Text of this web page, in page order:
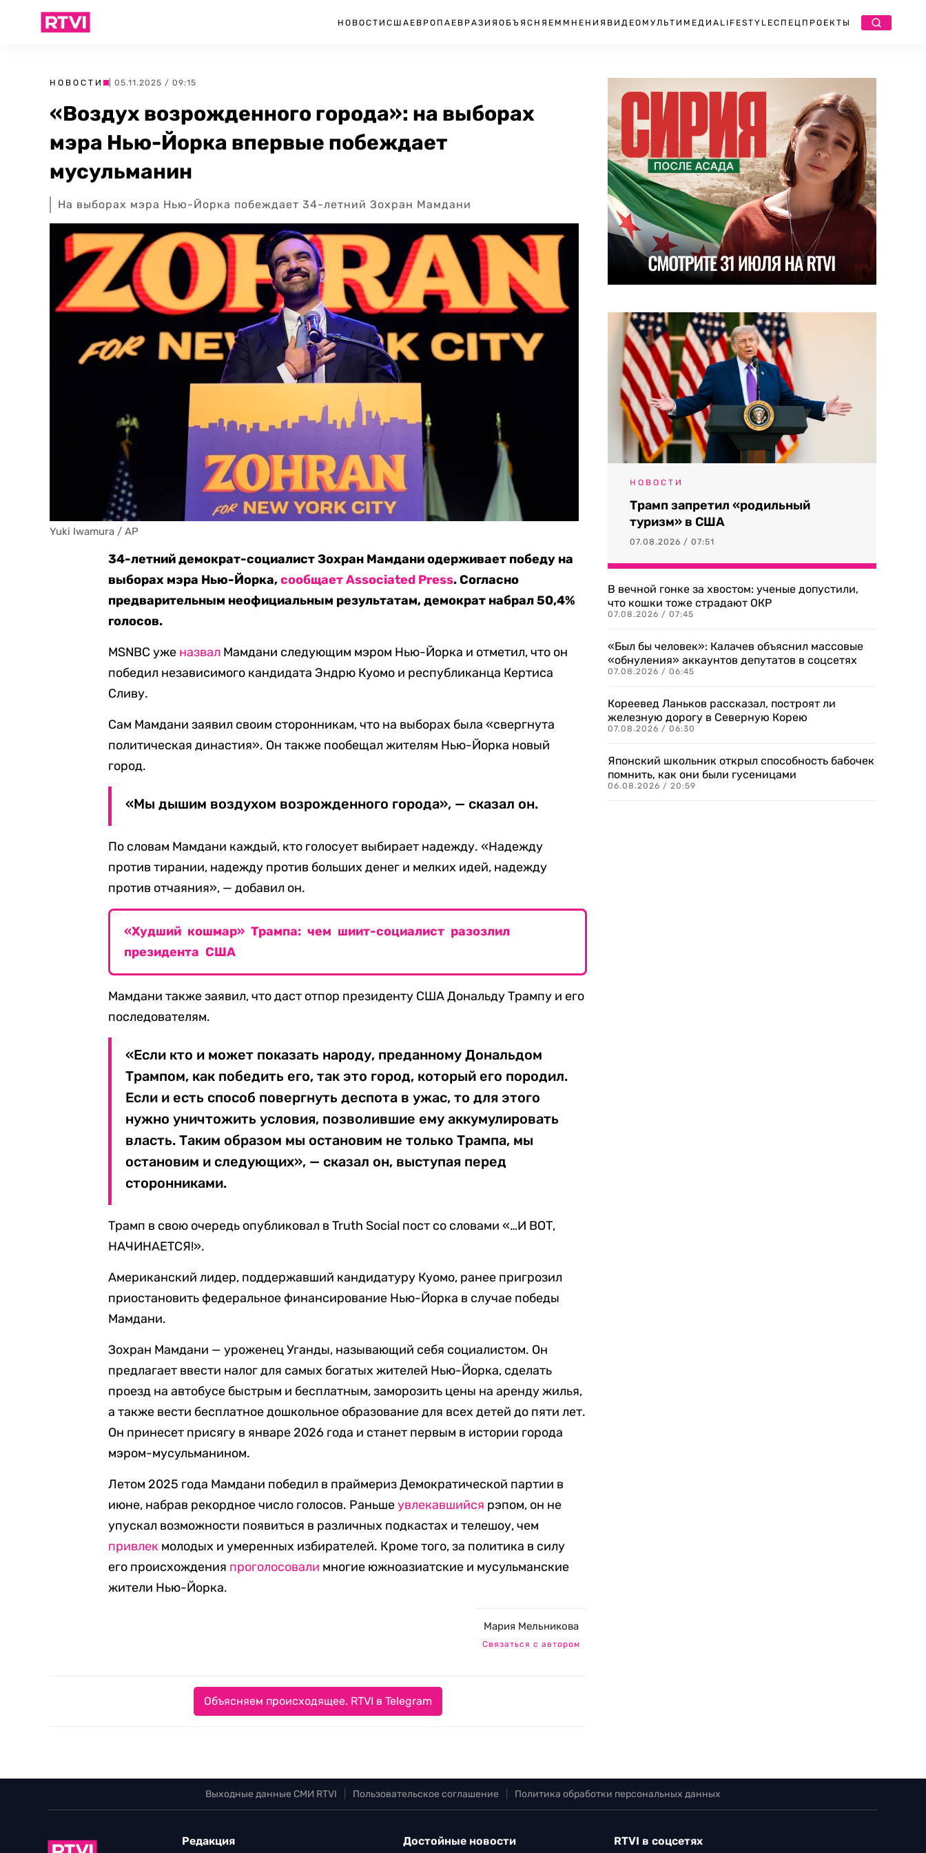
НОВОСТИ США ЕВРОПА ЕВРАЗИЯ ОБЪЯСНЯЕМ МНЕНИЯ ВИДЕО МУЛЬТИМЕДИА LIFESTYLEСПЕЦПРОЕКТЫ
НОВОСТИ | 05.11.2025 / 09:15
«Воздух возрожденного города»: на выборах
мэра Нью-Йорка впервые побеждает
мусульманин
На выборах мэра Нью-Йорка побеждает 34-летний Зохран Мамдани
Yuki Iwamura / AP
34-летний демократ-социалист Зохран Мамдани одерживает победу на
выборах мэра Нью-Йорка,сообщает Associated Press. Согласно
предварительным неофициальным результатам, демократ набрал 50,4%
голосов.
MSNBC уже назвал Мамдани следующим мэром Нью-Йорка и отметил, что он
победил независимого кандидата Эндрю Куомо и республиканца Кертиса
Сливу.
Сам Мамдани заявил своим сторонникам, что на выборах была «свергнута
политическая династия». Он также пообещал жителям Нью-Йорка новый
город.
«Мы дышим воздухом возрожденного города», — сказал он.
По словам Мамдани каждый, кто голосует выбирает надежду. «Надежду
против тирании, надежду против больших денег и мелких идей, надежду
против отчаяния», — добавил он.
«Худший кошмар» Трампа: чем шиит-социалист разозлил
президента США
Мамдани также заявил, что даст отпор президенту США Дональду Трампу и его
последователям.
«Если кто и может показать народу, преданному Дональдом
Трампом, как победить его, так это город, который его породил.
Если и есть способ повергнуть деспота в ужас, то для этого
нужно уничтожить условия, позволившие ему аккумулировать
власть. Таким образом мы остановим не только Трампа, мы
остановим и следующих», — сказал он, выступая перед
сторонниками.
Трамп в свою очередь опубликовал в Truth Social пост со словами «…И ВОТ,
НАЧИНАЕТСЯ!».
Американский лидер, поддержавший кандидатуру Куомо, ранее пригрозил
приостановить федеральное финансирование Нью-Йорка в случае победы
Мамдани.
Зохран Мамдани — уроженец Уганды, называющий себя социалистом. Он
предлагает ввести налог для самых богатых жителей Нью-Йорка, сделать
проезд на автобусе быстрым и бесплатным, заморозить цены на аренду жилья,
а также вести бесплатное дошкольное образование для всех детей до пяти лет.
Он принесет присягу в январе 2026 года и станет первым в истории города
мэром-мусульманином.
Летом 2025 года Мамдани победил в праймериз Демократической партии в
июне, набрав рекордное число голосов. Раньшеувлекавшийся рэпом, он не
упускал возможности появиться в различных подкастах и телешоу, чем
привлек молодых и умеренных избирателей. Кроме того, за политика в силу
его происхождения проголосовали многие южноазиатские и мусульманские
жители Нью-Йорка.
Мария Мельникова
Связаться с автором
Объясняем происходящее. RTVI в Telegram
НОВОСТИ
Трамп запретил «родильный
туризм» в США
07.08.2026 / 07:51
В вечной гонке за хвостом: ученые допустили,
что кошки тоже страдают ОКР
07.08.2026 / 07:45
«Был бы человек»: Калачев объяснил массовые
«обнуления» аккаунтов депутатов в соцсетях
07.08.2026 / 06:45
Кореевед Ланьков рассказал, построят ли
железную дорогу в Северную Корею
07.08.2026 / 06:30
Японский школьник открыл способность бабочек
помнить, как они были гусеницами
06.08.2026 / 20:59
Выходные данные СМИ RTVI Пользовательское соглашение Политика обработки персональных данных
Редакция Достойные новости RTVI в соцсетях